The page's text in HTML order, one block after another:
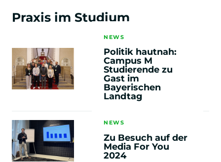
Digital Skills & Projektmanagement
3. & 4.
Semester
Business Management
Sozialpsychologie & Medienpsychologie
Praxis im Studium
NEWS
Politik hautnah:
Campus M
Studierende zu
Gast im
Bayerischen
Landtag
NEWS
Zu Besuch auf der
Media For You
2024